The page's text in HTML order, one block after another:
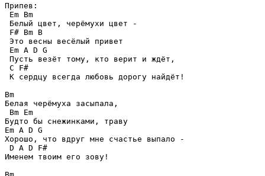
Припев:
Em Bm
Белый цвет, черёмухи цвет -
F# Bm B
Это весны весёлый привет
Em A D G
Пусть везёт тому, кто верит и ждёт,
C F#
К сердцу всегда любовь дорогу найдёт!
Bm
Белая черёмуха засыпала,
Bm Em
Будто бы снежинками, траву
Em A D G
Хорошо, что вдруг мне счастье выпало -
D A D F#
Именем твоим его зову!